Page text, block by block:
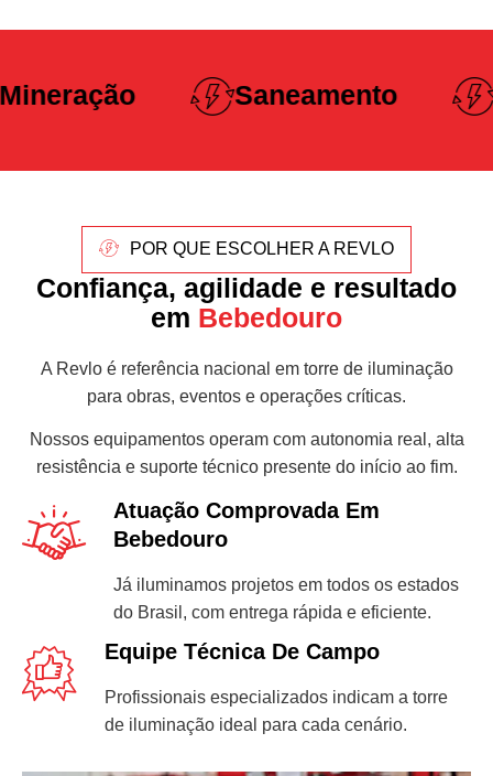
Saneamento
Construção
Pesada
POR QUE ESCOLHER A REVLO
Confiança, agilidade e resultado
em Bebedouro
A Revlo é referência nacional em torre de iluminação
para obras, eventos e operações críticas.
Nossos equipamentos operam com autonomia real, alta
resistência e suporte técnico presente do início ao fim.
Atuação Comprovada Em
Bebedouro
Já iluminamos projetos em todos os estados
do Brasil, com entrega rápida e eficiente.
Equipe Técnica De Campo
Profissionais especializados indicam a torre
de iluminação ideal para cada cenário.